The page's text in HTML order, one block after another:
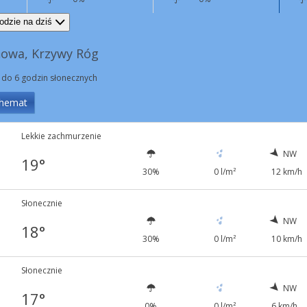
na dziś
Krzywy Róg
6 godzin słonecznych
Lekkie zachmurzenie
19° 30% 0 l/m²
NW
12 km/h
Słonecznie
18° 30% 0 l/m²
NW
10 km/h
Słonecznie
17°
NW